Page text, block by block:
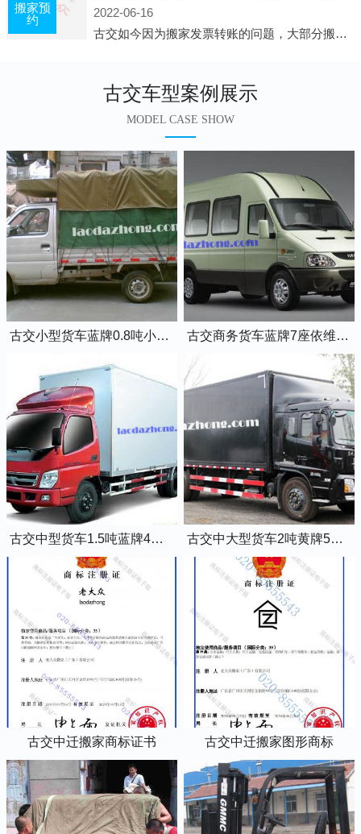
2022-06-16
古交如今因为搬家发票转账的问题，大部分搬家公司都已经注册了营业执照，早5年前基本上所谓的搬家公司都是无注册状态也就是无照营业，由于企业注册量大增所以各种企业信息展示平台如雨后春笋般遍地开花，如：天眼查，企
古交车型案例展示
MODEL CASE SHOW
古交小型货车蓝牌0.8吨小卡车 古交商务货车蓝牌7座依维柯全顺车
古交中型货车1.5吨蓝牌4米2厢式货车 古交中大型货车2吨黄牌5米2厢式货车
古交中迁搬家商标证书 古交中迁搬家图形商标
搬家预
约